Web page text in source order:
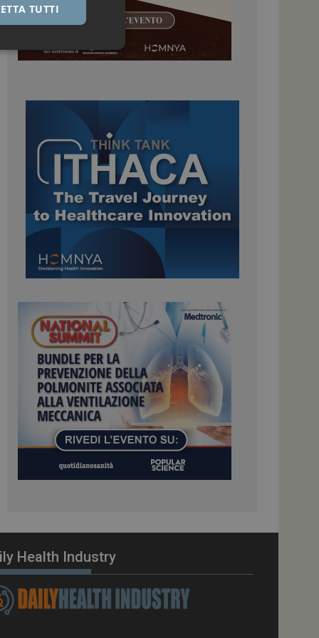
Health Industry
TUTTI
sulle pagine
Universal
da Google.
utenti
in modo casuale
in ogni richiesta
di analisi dei
piattaforma di
carico, questo
sessione di
gestite dallo
sul linguaggio
utilizzato per
Normalmente è
il modo in cui
il sito, ma un
di accesso per un
visitatore.
che le richieste
Analytics per
per abilitare